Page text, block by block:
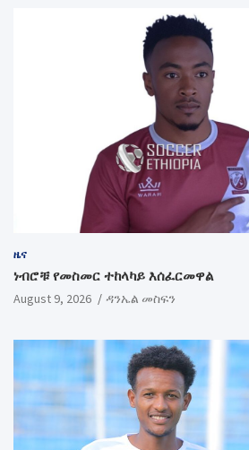
ዜና
ነብሮቹ የመስመር ተከላካይ እሰፈርመዋል
August 9, 2026 ዳንኤል መስፍን